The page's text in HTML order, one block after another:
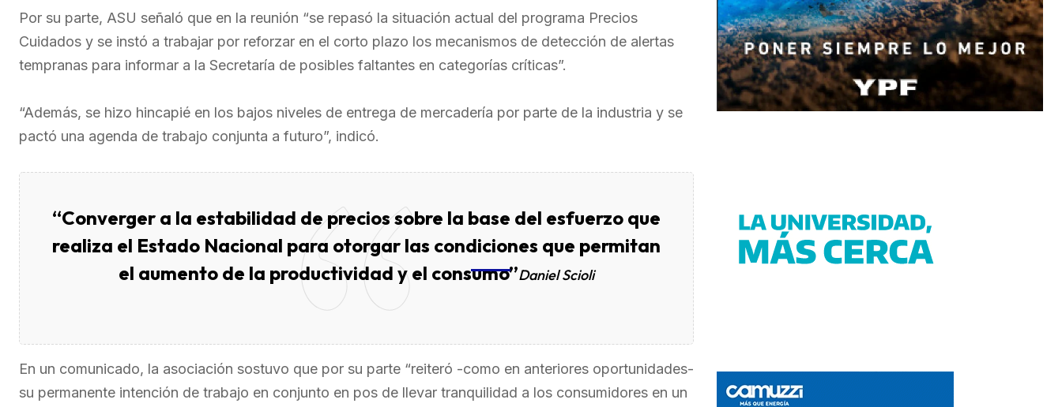
Por su parte, ASU señaló que en la reunión “se repasó la situación actual del programa Precios
Cuidados y se instó a trabajar por reforzar en el corto plazo los mecanismos de detección de alertas
tempranas para informar a la Secretaría de posibles faltantes en categorías críticas”.
“Además, se hizo hincapié en los bajos niveles de entrega de mercadería por parte de la industria y se
pactó una agenda de trabajo conjunta a futuro”, indicó.
“Converger a la estabilidad de precios sobre la base del esfuerzo que
realiza el Estado Nacional para otorgar las condiciones que permitan
el aumento de la productividad y el consumo”Daniel Scioli
En un comunicado, la asociación sostuvo que por su parte “reiteró -como en anteriores oportunidades-
su permanente intención de trabajo en conjunto en pos de llevar tranquilidad a los consumidores en un